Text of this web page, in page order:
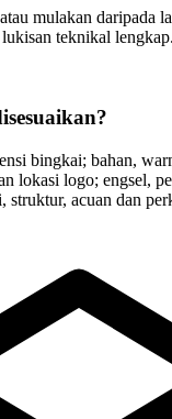
mulakan daripada
teknikal lengkap.
bingkai; bahan,
lokasi logo; engsel,
acuan dan